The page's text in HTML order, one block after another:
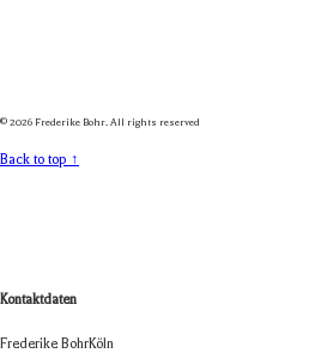
© 2026 Frederike Bohr. All rights reserved
Back to top ↑
Kontaktdaten
Fre­de­rike BohrKöln